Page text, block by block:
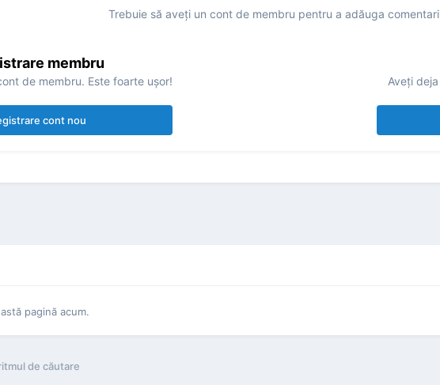
Trebuie să aveţi un cont de membru pentru a adăuga
membru
de membru. Este foarte uşor!
cont nou
Aveţi
pagină acum.
de căutare